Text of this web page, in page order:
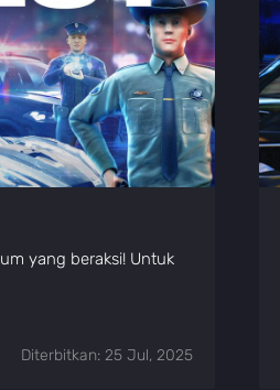
yang beraksi! Untuk
Diterbitkan: 25 Jul, 2025